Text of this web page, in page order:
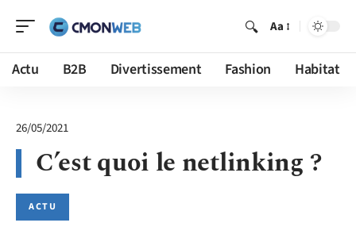
Aa
Actu B2B Divertissement Fashion Habitat
26/05/2021
C’est quoi le netlinking ?
ACTU